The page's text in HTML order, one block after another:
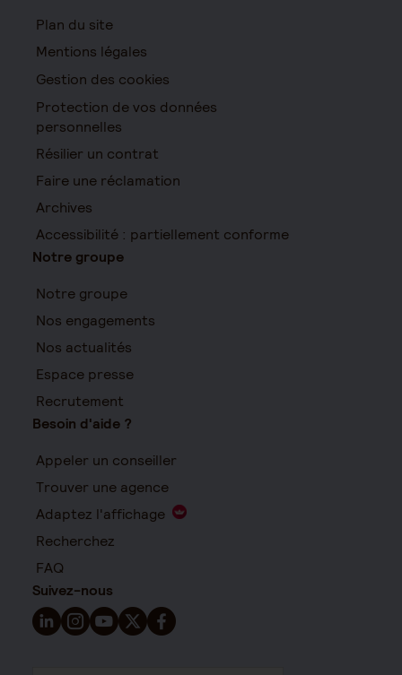
Plan du site
Mentions légales
Gestion des cookies
Protection de vos données
personnelles
Résilier un contrat
Faire une réclamation
Archives
Accessibilité : partiellement conforme
Notre groupe
Notre groupe
Nos engagements
Nos actualités
Espace presse
Recrutement
Besoin d'aide ?
Appeler un conseiller
Trouver une agence
Adaptez l'affichage
Recherchez
FAQ
Suivez-nous
Suivez-nous sur LinkedIn - Nouvelle fenêtre
Suivez-nous sur Instagram - Nouvelle fenêtre
Suivez-nous sur YouTube - Nouvelle fenêtre
Suivez-nous sur X - Nouvelle fenêtre
Suivez-nous sur Facebook - Nouvelle